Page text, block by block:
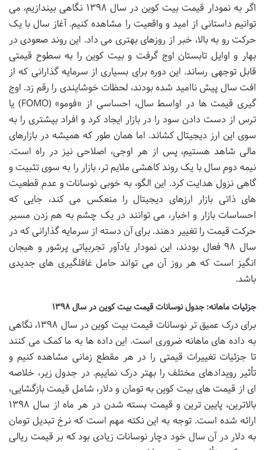
اگر به نمودار قیمت بیت کوین در سال ۱۳۹۸ نگاهی بیندازیم، می
توانیم داستانی از امید و واقعیت را مشاهده کنیم. آغاز سال با یک
حرکت رو به بالا، خبر از روزهای بهتری می داد. این روند صعودی در
بهار و اوایل تابستان اوج گرفت و بیت کوین را به سطوح قیمتی
قابل توجهی رساند. این دوره برای بسیاری از سرمایه گذارانی که از
افت سال پیش ناامید شده بودند، لحظات خوشایندی را رقم زد. اوج
گیری قیمت ها در اواسط سال، احساسی از «فومو» (FOMO) یا
ترس از دست دادن سود را در بازار ایجاد کرد و افراد بیشتری را به
سوی این ارز دیجیتال کشاند. اما همان طور که همیشه در بازارهای
مالی شاهد هستیم، پس از هر اوجی، اصلاحی نیز در راه است.
نیمه دوم سال با یک روند کاهشی ملایم تر، بازار را به سوی تثبیت و
گاهی نزول هدایت کرد. این الگو، به خوبی نوسانات و عدم قطعیت
های ذاتی بازار ارزهای دیجیتال را منعکس می کند، جایی که
احساسات بازار و اخبار، می توانند در یک چشم به هم زدن مسیر
حرکت قیمت را تغییر دهند. برای آن دسته از سرمایه گذارانی که در
سال ۹۸ فعال بودند، این نمودار یادآور تجربیاتی پرشور و هیجان
انگیز است که هر روز آن می تواند حامل غافلگیری های جدیدی
باشد.
جزئیات ماهانه: جدول نوسانات قیمت بیت کوین در سال ۱۳۹۸
برای درک عمیق تر نوسانات قیمت بیت کوین در سال ۱۳۹۸، نگاهی
به داده های ماهانه ضروری است. این داده ها به ما کمک می کنند
تا جزئیات تغییرات قیمتی را در هر مقطع زمانی مشاهده کنیم و
تأثیر رویدادهای مختلف را بهتر درک نماییم. در جدول زیر، خلاصه
ای از قیمت های بیت کوین به تومان و دلار، شامل قیمت بازگشایی،
بالاترین، پایین ترین و قیمت بسته شدن در هر ماه از سال ۱۳۹۸
ارائه شده است. توجه به این نکته مهم است که نرخ تبدیل تومان
به دلار در آن سال خود دچار نوسانات زیادی بود که بر قیمت ریالی